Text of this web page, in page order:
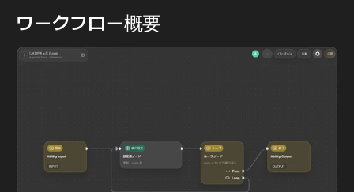
ワークフロー概要